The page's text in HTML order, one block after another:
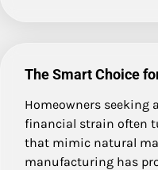
The Smart Choice
Homeowners seeking
financial strain often
that mimic natural
manufacturing has